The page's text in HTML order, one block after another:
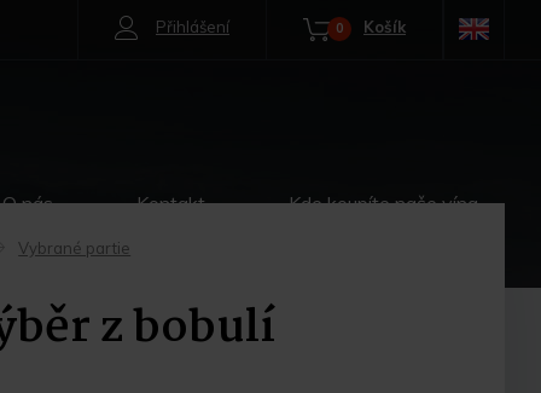
Košík
0
Přihlášení
O nás Kontakt Kde koupíte naše vína
->
Vybrané partie
z bobulí